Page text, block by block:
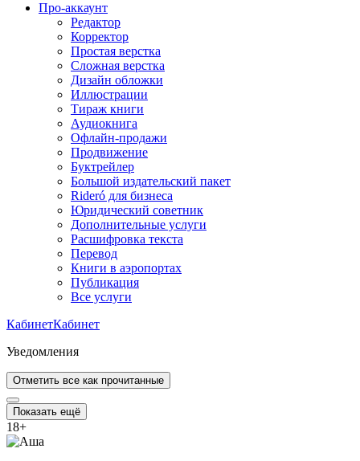
Про-аккаунт
Редактор
Корректор
Простая верстка
Сложная верстка
Дизайн обложки
Иллюстрации
Тираж книги
Аудиокнига
Офлайн-продажи
Продвижение
Буктрейлер
Большой издательский пакет
Rideró для бизнеса
Юридический советник
Дополнительные услуги
Расшифровка текста
Перевод
Книги в аэропортах
Публикация
Все услуги
КабинетКабинет
Уведомления
Отметить все как прочитанные
Показать ещё
18+